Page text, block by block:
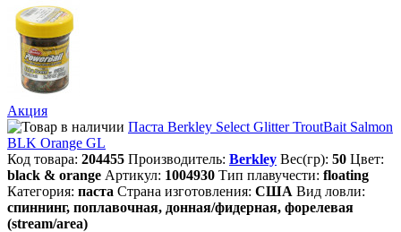
Акция
Паста Berkley Select Glitter TroutBait Salmon
BLK Orange GL
Код товара: 204455 Производитель: Berkley Вес(гр): 50 Цвет:
black & orange Артикул: 1004930 Тип плавучести: floating
Категория: паста Страна изготовления: США Вид ловли:
спиннинг, поплавочная, донная/фидерная, форелевая
(stream/area)